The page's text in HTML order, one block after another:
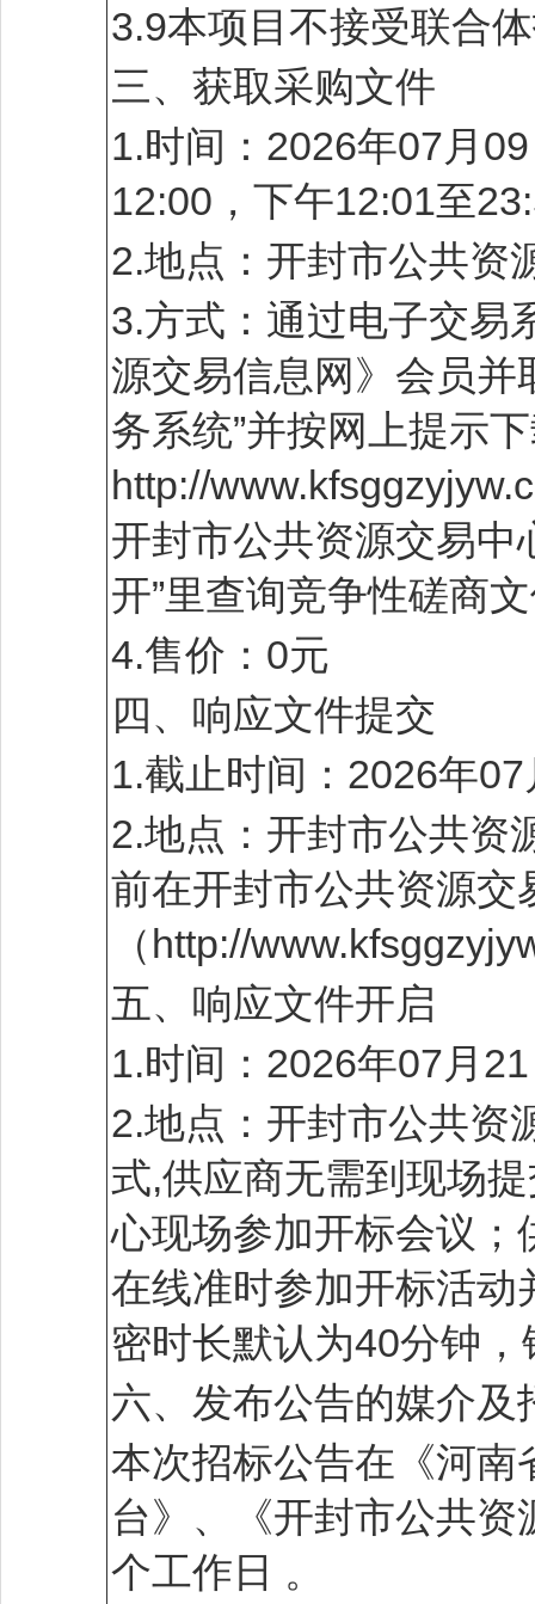
3.9本项目不接受联合
三、获取采购文件
1.时间：2026年07月
12:00，下午12:01至
2.地点：开封市公共资
3.方式：通过电子交易
源交易信息网》会员并
务系统”并按网上提示
http://
开封市公共资源交易中
开”里查询竞争性磋商
4.售价：0元
四、响应文件提交
1.截止时间：2026年
2.地点：开封市公共资
前在开封市公共资源交
（http://
五、响应文件开启
1.时间：2026年07月
2.地点：开封市公共资
式,供应商无需到现场
心现场参加开标会议；
在线准时参加开标活动
密时长默认为40分钟
六、发布公告的媒介及
本次招标公告在《河南
台》、《开封市公共
个工作日 。